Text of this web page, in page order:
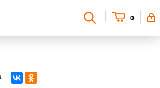
0